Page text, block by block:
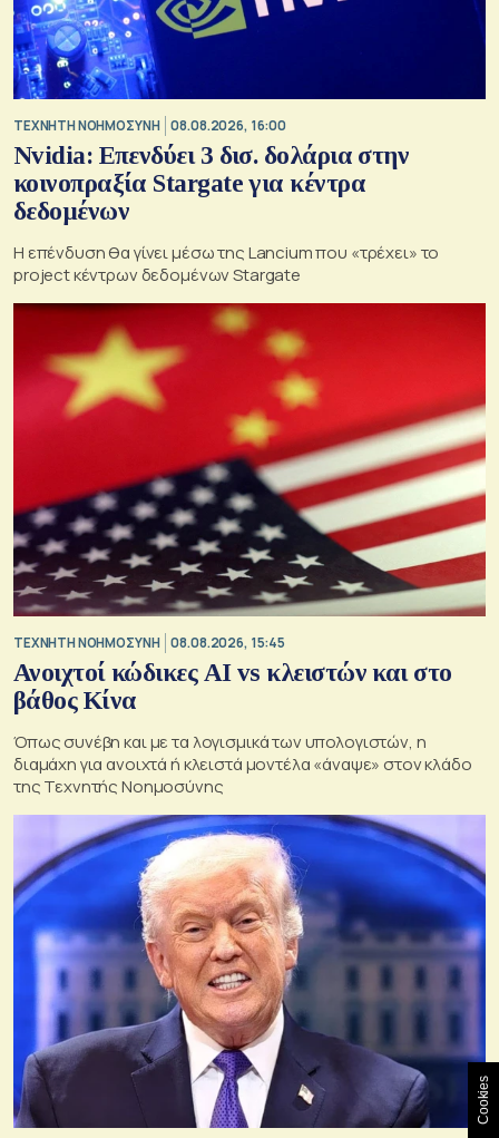
TΕΧΝΗΤΗ ΝΟΗΜΟΣΥΝΗ 08.08.2026, 16:00
Nvidia: Επενδύει 3 δισ. δολάρια στην
κοινοπραξία Stargate για κέντρα
δεδομένων
Η επένδυση θα γίνει μέσω της Lancium που «τρέχει» το
project κέντρων δεδομένων Stargate
TΕΧΝΗΤΗ ΝΟΗΜΟΣΥΝΗ 08.08.2026, 15:45
Ανοιχτοί κώδικες AI vs κλειστών και στο
βάθος Κίνα
Όπως συνέβη και με τα λογισμικά των υπολογιστών, η
διαμάχη για ανοιχτά ή κλειστά μοντέλα «άναψε» στον κλάδο
της Τεχνητής Νοημοσύνης
Cookies